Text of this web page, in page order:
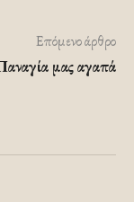
Επόμενο άρθρο
μας αγαπά